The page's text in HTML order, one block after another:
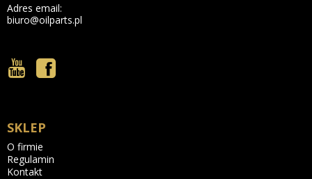
Adres email:
biuro@oilparts.pl
SKLEP
O firmie
Regulamin
Kontakt